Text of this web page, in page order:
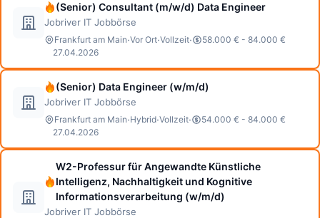
(Senior) Consultant (m/w/d) Data Engineer
Jobriver IT Jobbörse
Frankfurt am Main·Vor Ort·Vollzeit·
58.000 € - 84.000 €
27.04.2026
(Senior) Data Engineer (w/m/d)
Jobriver IT Jobbörse
Frankfurt am Main·Hybrid·Vollzeit·
54.000 € - 84.000 €
27.04.2026
W2-Professur für Angewandte Künstliche
Intelligenz, Nachhaltigkeit und Kognitive
Informationsverarbeitung (w/m/d)
Jobriver IT Jobbörse